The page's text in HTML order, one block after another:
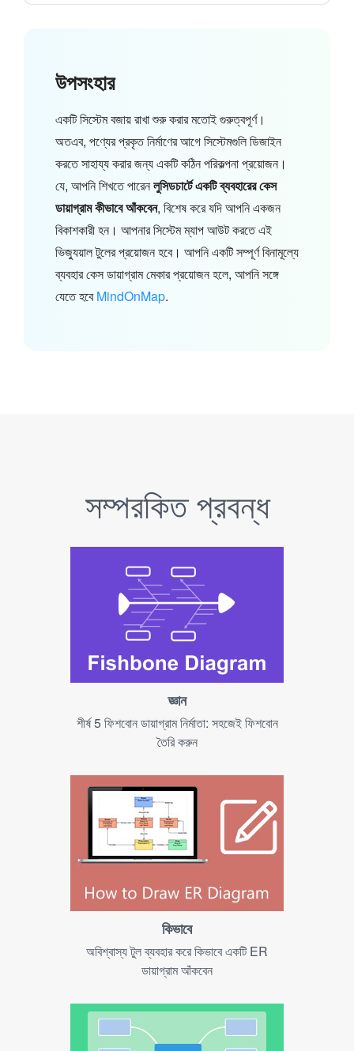
উপসংহার
একটি সিস্টেম বজায় রাখা শুরু করার মতোই গুরুত্বপূর্ণ।
অতএব, পণ্যের প্রকৃত নির্মাণের আগে সিস্টেমগুলি ডিজাইন
করতে সাহায্য করার জন্য একটি কঠিন পরিকল্পনা প্রয়োজন।
যে, আপনি শিখতে পারেনলুসিডচার্টে একটি ব্যবহারের কেস
ডায়াগ্রাম কীভাবে আঁকবেন, বিশেষ করে যদি আপনি একজন
বিকাশকারী হন। আপনার সিস্টেম ম্যাপ আউট করতে এই
ভিজ্যুয়াল টুলের প্রয়োজন হবে। আপনি একটি সম্পূর্ণ বিনামূল্যে
ব্যবহার কেস ডায়াগ্রাম মেকার প্রয়োজন হলে, আপনি সঙ্গে
যেতে হবেMindOnMap.
সম্পরকিত প্রবন্ধ
জ্ঞান
শীর্ষ 5 ফিশবোন ডায়াগ্রাম নির্মাতা: সহজেই ফিশবোন
তৈরি করুন
কিভাবে
অবিশ্বাস্য টুল ব্যবহার করে কিভাবে একটি ER
ডায়াগ্রাম আঁকবেন